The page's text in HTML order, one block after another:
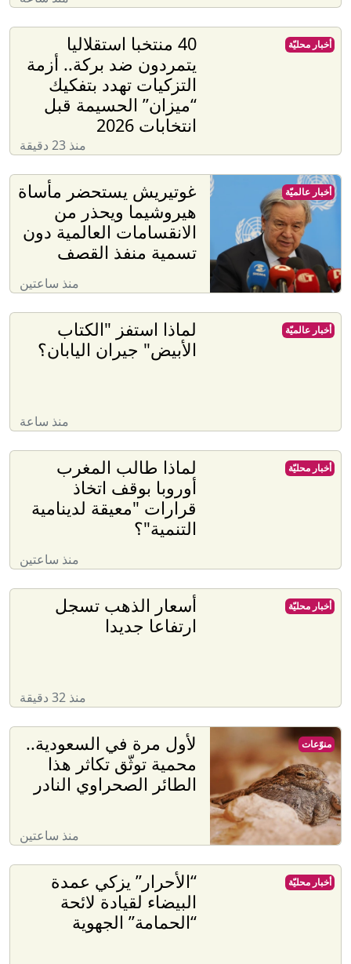
40 منتخبا استقلاليا
يتمردون ضد بركة.. أزمة
التزكيات تهدد بتفكيك
“ميزان” الحسيمة قبل
انتخابات 2026
منذ 23 دقيقة
أخبار محليّة
غوتيريش يستحضر مأساة
هيروشيما ويحذر من
الانقسامات العالمية دون
تسمية منفذ القصف
منذ ساعتين
أخبار عالميّة
لماذا استفز "الكتاب
الأبيض" جيران اليابان؟
منذ ساعة
أخبار عالميّة
لماذا طالب المغرب
أوروبا بوقف اتخاذ
قرارات "معيقة لدينامية
التنمية"؟
منذ ساعتين
أخبار محليّة
أسعار الذهب تسجل
ارتفاعا جديدا
منذ 32 دقيقة
أخبار محليّة
لأول مرة في السعودية..
محمية توثّق تكاثر هذا
الطائر الصحراوي النادر
منذ ساعتين
منوّعات
“الأحرار” يزكي عمدة
البيضاء لقيادة لائحة
“الحمامة” الجهوية
أخبار محليّة